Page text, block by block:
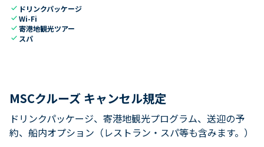
check ドリンクパッケージ
checkWi-Fi
check寄港地観光ツアー
check スパ
MSCクルーズ キャンセル規定
ドリンクパッケージ、寄港地観光プログラム、送迎の予
約、船内オプション（レストラン・スパ等も含みます。）